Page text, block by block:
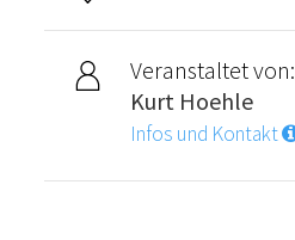
Veranstaltet von:
Kurt Hoehle
Infos und Kontakt